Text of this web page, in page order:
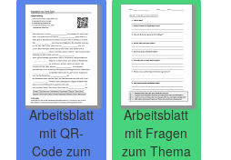
Arbeitsblatt
mit QR-
Code zum
Arbeitsblatt
mit Fragen
zum Thema